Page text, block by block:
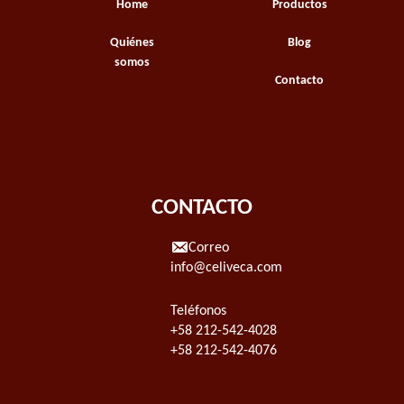
Home
Quiénes
somos
Productos
Blog
Contacto
CONTACTO
Correo
info@celiveca.com
Teléfonos
+58 212-542-4028
+58 212-542-4076